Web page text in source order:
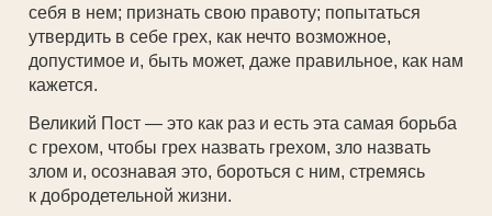
себя в нем; признать свою правоту; попытаться
утвердить в себе грех, как нечто возможное,
допустимое и, быть может, даже правильное, как нам
кажется.
Великий Пост — это как раз и есть эта самая борьба
с грехом, чтобы грех назвать грехом, зло назвать
злом и, осознавая это, бороться с ним, стремясь
к добродетельной жизни.